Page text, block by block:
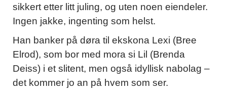
sikkert etter litt juling, og uten noen eiendeler.
Ingen jakke, ingenting som helst.
Han banker på døra til ekskona Lexi (Bree
Elrod), som bor med mora si Lil (Brenda
Deiss) i et slitent, men også idyllisk nabolag –
det kommer jo an på hvem som ser.